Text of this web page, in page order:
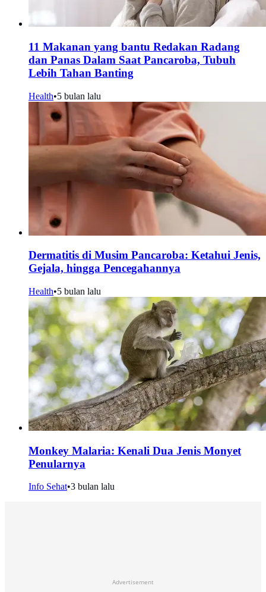
11 Makanan yang bantu Redakan Radang
dan Panas Dalam Saat Pancaroba, Tubuh
Lebih Tahan Banting
Health•5 bulan lalu
Dermatitis di Musim Pancaroba: Ketahui Jenis,
Gejala, hingga Pencegahannya
Health•5 bulan lalu
Monkey Malaria: Kenali Dua Jenis Monyet
Penularnya
Info Sehat•3 bulan lalu
Advertisement